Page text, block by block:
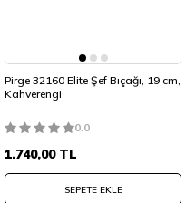
Pirge 32160 Elite Şef Bıçağı, 19 cm,
Kahverengi
0.0
1.740,00TL
SEPETE EKLE